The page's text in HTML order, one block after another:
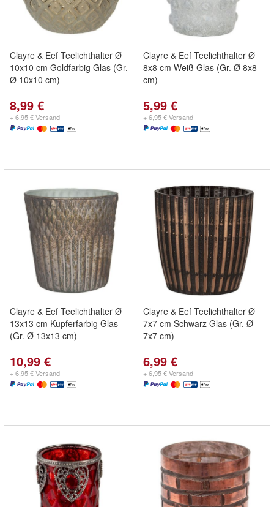
Clayre & Eef Teelichthalter Ø
10x10 cm Goldfarbig Glas (Gr.
Ø 10x10 cm)
8,99 €
+ 6,95 € Versand
Clayre & Eef Teelichthalter Ø
8x8 cm Weiß Glas (Gr. Ø 8x8
cm)
5,99 €
+ 6,95 € Versand
Clayre & Eef Teelichthalter Ø
13x13 cm Kupferfarbig Glas
(Gr. Ø 13x13 cm)
10,99 €
+ 6,95 € Versand
Clayre & Eef Teelichthalter Ø
7x7 cm Schwarz Glas (Gr. Ø
7x7 cm)
6,99 €
+ 6,95 € Versand